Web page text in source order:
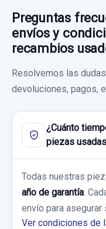
Preguntas
envíos y
recambios
Resolvemos las
devoluciones, pagos,
¿Cuánto
piezas
Todas nuestras
año de garantía .
envío para asegurar
Ver condiciones de